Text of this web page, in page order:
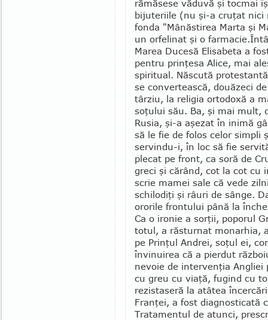
rămăsese văduvă şi tocmai
bijuteriile (nu şi-a cruţat nici
fonda "Mânăstirea Marta şi
un orfelinat şi o farmacie.
Marea Ducesă Elisabeta a
pentru prinţesa Alice, mai
spiritual. Năs­cută
se convertească, două­zeci
târziu, la religia ortodoxă a
soţului său. Ba, şi mai mult,
Ru­sia, şi-a aşezat în inimă
să le fie de folos celor simpli
servin­du-i, în loc să fie
plecat pe front, ca soră de
greci şi că­rând, cot la cot cu
scrie mamei sale că vede
schilodiţi şi râuri de sânge.
ororile frontu­lui până la
Ca o ironie a sorţii, poporul
totul, a răsturnat monarhia,
pe Prinţul Andrei, soţul ei,
învinuirea că a pierdut
nevoie de intervenţia Angliei
cu greu cu viaţă, fu­gind cu
rezista­seră la atâtea
Franţei, a fost diag­nosticată
Tratamentul de atunci,